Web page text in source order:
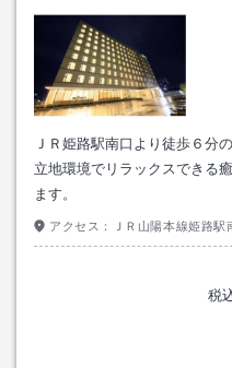
ＪＲ姫路駅南口より徒歩６分
立地環境でリラックスできる
ます。
アクセス： ＪＲ山陽本線姫路
税